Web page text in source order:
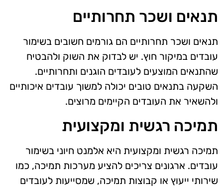
תנאים ושכר תחרותיים
תנאים ושכר תחרותיים הם גורמים חשובים בשימור
עובדים במיקור חוץ. יש לבדוק את השוק ולהבטיח
שהתנאים המוצעים לעובדים הוגנים ותחרותיים.
השקעה בתנאים טובים יכולה למשוך עובדים איכותיים
ולהשאיר את העובדים הקיימים מרוצים.
תמיכה רגשית ומקצועית
תמיכה רגשית ומקצועית היא אלמנט חיוני בשימור
עובדים. ארגונים צריכים להציע מערכות תמיכה, כמו
שירותי ייעוץ או קבוצות תמיכה, שמסייעות לעובדים